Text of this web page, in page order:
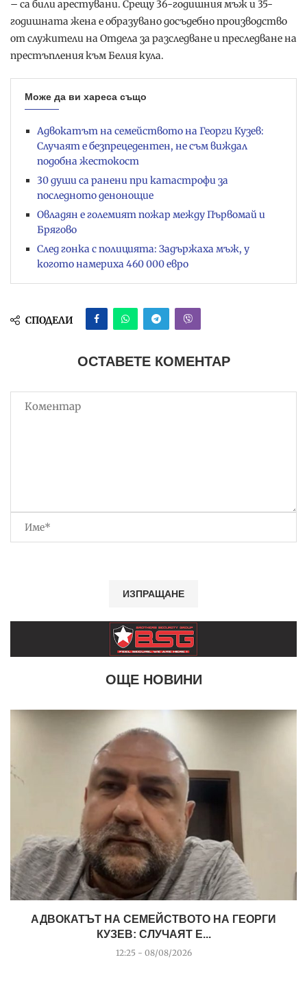
– са били арестувани. Срещу 36-годишния мъж и 35-
годишната жена е образувано досъдебно производство
от служители на Отдела за разследване и преследване на
престъпления към Белия кула.
Може да ви хареса също
Адвокатът на семейството на Георги Кузев:
Случаят е безпрецедентен, не съм виждал
подобна жестокост
30 души са ранени при катастрофи за
последното денонощие
Овладян е големият пожар между Първомай и
Брягово
След гонка с полицията: Задържаха мъж, у
когото намериха 460 000 евро
СПОДЕЛИ
ОСТАВЕТЕ КОМЕНТАР
ОЩЕ НОВИНИ
АДВОКАТЪТ НА СЕМЕЙСТВОТО НА ГЕОРГИ
КУЗЕВ: СЛУЧАЯТ Е...
12:25 - 08/08/2026